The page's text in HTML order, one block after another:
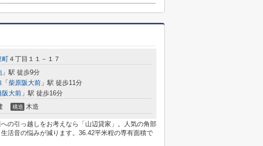
町 ４丁目１１－１７
」駅 徒歩9分
「 柴原阪大前 」駅 徒歩11分
阪大前 」駅 徒歩16分
構造 木造
の引っ越しをお考えなら「山辺貸家」。人気の角部
活音の悩みが減ります。36.42平米程の専有面積で